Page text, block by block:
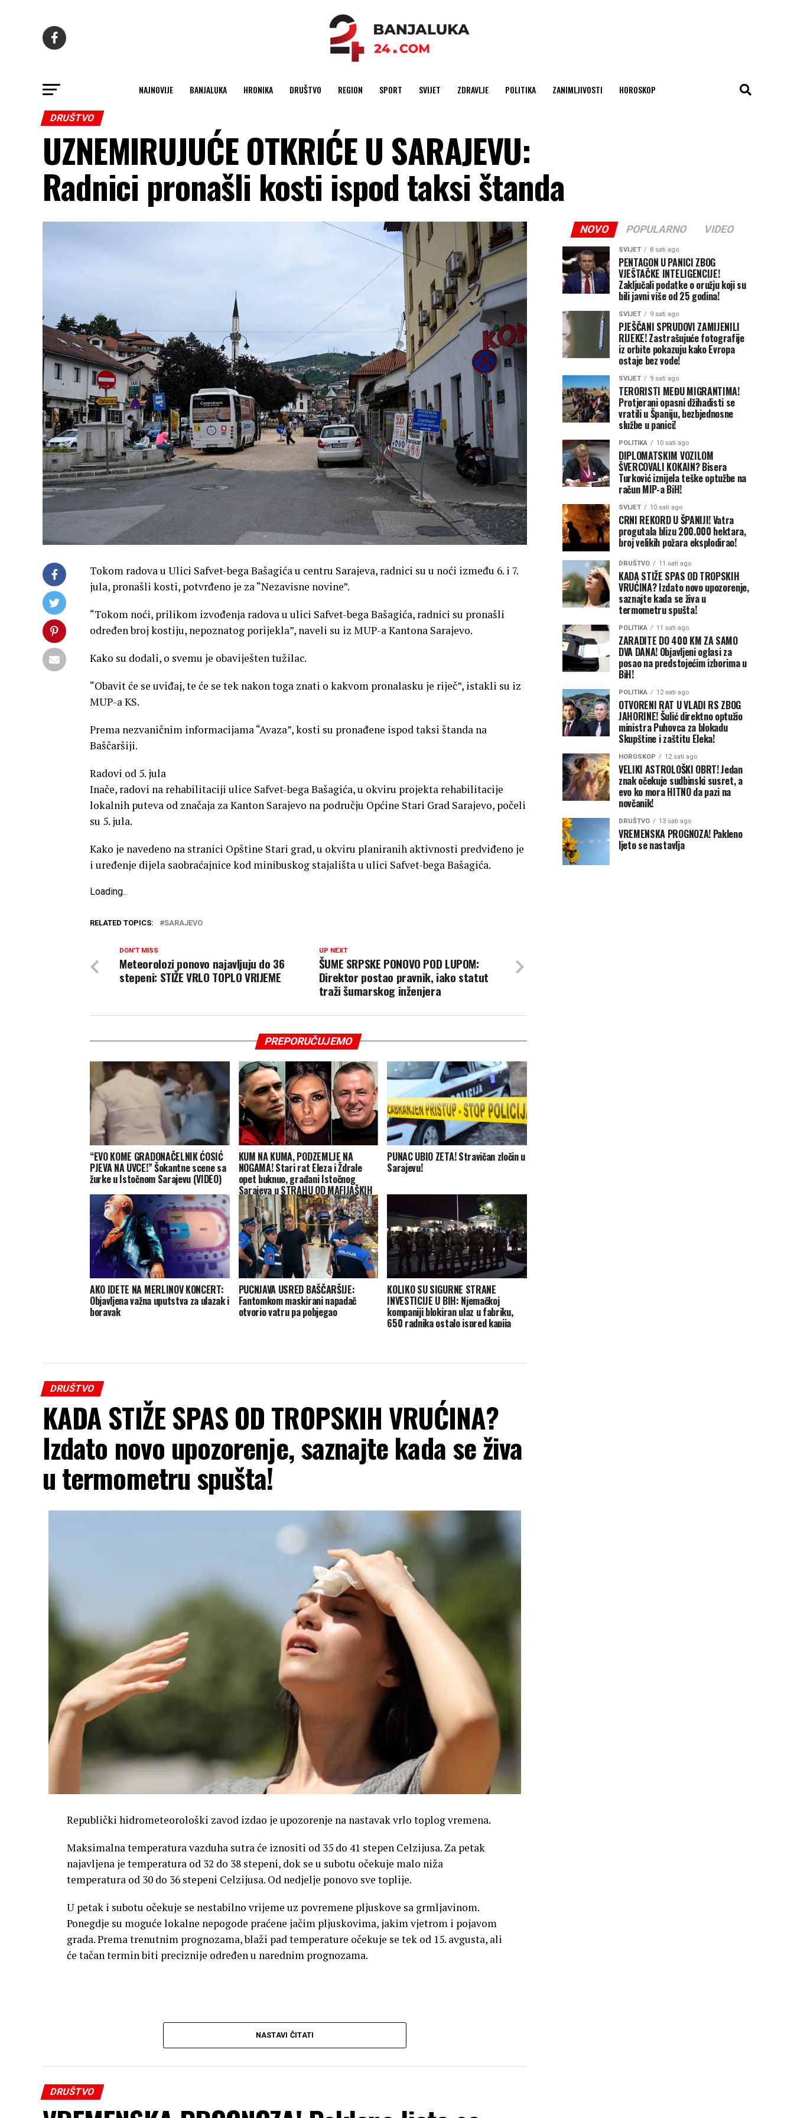
NAJNOVIJE BANJALUKA HRONIKA DRUŠTVO REGION SPORT SVIJET ZDRAVLJE POLITIKA ZANIMLJIVOSTI HOROSKOP
DRUŠTVO
UZNEMIRUJUĆE OTKRIĆE U SARAJEVU:
Radnici pronašli kosti ispod taksi štanda
Tokom radova u Ulici Safvet-bega Bašagića u centru Sarajeva, radnici su u noći između 6. i 7.
jula, pronašli kosti, potvrđeno je za “Nezavisne novine”.
“Tokom noći, prilikom izvođenja radova u ulici Safvet-bega Bašagića, radnici su pronašli
određen broj kostiju, nepoznatog porijekla”, naveli su iz MUP-a Kantona Sarajevo.
Kako su dodali, o svemu je obaviješten tužilac.
“Obavit će se uviđaj, te će se tek nakon toga znati o kakvom pronalasku je riječ”, istakli su iz
MUP-a KS.
Prema nezvaničnim informacijama “Avaza”, kosti su pronađene ispod taksi štanda na
Baščaršiji.
Radovi od 5. jula
Inače, radovi na rehabilitaciji ulice Safvet-bega Bašagića, u okviru projekta rehabilitacije
lokalnih puteva od značaja za Kanton Sarajevo na području Općine Stari Grad Sarajevo, počeli
su 5. jula.
Kako je navedeno na stranici Opštine Stari grad, u okviru planiranih aktivnosti predviđeno je
i uređenje dijela saobraćajnice kod minibuskog stajališta u ulici Safvet-bega Bašagića.
Loading..
RELATED TOPICS: SARAJEVO
UP NEXT
ŠUME SRPSKE PONOVO POD LUPOM:
Direktor postao pravnik, iako statut
traži šumarskog inženjera
DON'T MISS
Meteorolozi ponovo najavljuju do 36
stepeni: STIŽE VRLO TOPLO VRIJEME
PREPORUČUJEMO
“EVO KOME GRADONAČELNIK ĆOSIĆ
PJEVA NA UVCE!” Šokantne scene sa
žurke u Istočnom Sarajevu (VIDEO)
KUM NA KUMA, PODZEMLJE NA
NOGAMA! Stari rat Eleza i Ždrale
opet buknuo, građani Istočnog
Sarajeva u STRAHU OD MAFIJAŠKIH
OBRAČUNA!
PUNAC UBIO ZETA! Stravičan zločin u
Sarajevu!
AKO IDETE NA MERLINOV KONCERT:
Objavljena važna uputstva za ulazak i
boravak
PUCNJAVA USRED BAŠČARŠIJE:
Fantomkom maskirani napadač
otvorio vatru pa pobjegao
KOLIKO SU SIGURNE STRANE
INVESTICIJE U BIH: Njemačkoj
kompaniji blokiran ulaz u fabriku,
650 radnika ostalo ispred kapija
DRUŠTVO
KADA STIŽE SPAS OD TROPSKIH VRUĆINA?
Izdato novo upozorenje, saznajte kada se živa
u termometru spušta!
Republički hidrometeorološki zavod izdao je upozorenje na nastavak vrlo toplog vremena.
Maksimalna temperatura vazduha sutra će iznositi od 35 do 41 stepen Celzijusa. Za petak
najavljena je temperatura od 32 do 38 stepeni, dok se u subotu očekuje malo niža
temperatura od 30 do 36 stepeni Celzijusa. Od nedjelje ponovo sve toplije.
U petak i subotu očekuje se nestabilno vrijeme uz povremene pljuskove sa grmljavinom.
Ponegdje su moguće lokalne nepogode praćene jačim pljuskovima, jakim vjetrom i pojavom
grada. Prema trenutnim prognozama, blaži pad temperature očekuje se tek od 15. avgusta, ali
će tačan termin biti preciznije određen u narednim prognozama.
NASTAVI ČITATI
DRUŠTVO
NOVO POPULARNO VIDEO
SVIJET 8 sati ago
PENTAGON U PANICI ZBOG
VJEŠTAČKE INTELIGENCIJE!
Zaključali podatke o oružju koji su
bili javni više od 25 godina!
SVIJET 9 sati ago
PJEŠČANI SPRUDOVI ZAMIJENILI
RIJEKE! Zastrašujuće fotografije
iz orbite pokazuju kako Evropa
ostaje bez vode!
SVIJET 9 sati ago
TERORISTI MEĐU MIGRANTIMA!
Protjerani opasni džihadisti se
vratili u Španiju, bezbjednosne
službe u panici!
POLITIKA 10 sati ago
DIPLOMATSKIM VOZILOM
ŠVERCOVALI KOKAIN? Bisera
Turković iznijela teške optužbe na
račun MIP-a BiH!
SVIJET 10 sati ago
CRNI REKORD U ŠPANIJI! Vatra
progutala blizu 200.000 hektara,
broj velikih požara eksplodirao!
DRUŠTVO 11 sati ago
KADA STIŽE SPAS OD TROPSKIH
VRUĆINA? Izdato novo upozorenje,
saznajte kada se živa u
termometru spušta!
POLITIKA 11 sati ago
ZARADITE DO 400 KM ZA SAMO
DVA DANA! Objavljeni oglasi za
posao na predstojećim izborima u
BiH!
POLITIKA 12 sati ago
OTVORENI RAT U VLADI RS ZBOG
JAHORINE! Šulić direktno optužio
ministra Puhovca za blokadu
Skupštine i zaštitu Eleka!
HOROSKOP 12 sati ago
VELIKI ASTROLOŠKI OBRT! Jedan
znak očekuje sudbinski susret, a
evo ko mora HITNO da pazi na
novčanik!
DRUŠTVO 13 sati ago
VREMENSKA PROGNOZA! Pakleno
ljeto se nastavlja